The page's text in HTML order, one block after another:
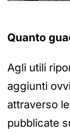
Quanto
Agli utili
aggiunti
attraverso
pubblicate